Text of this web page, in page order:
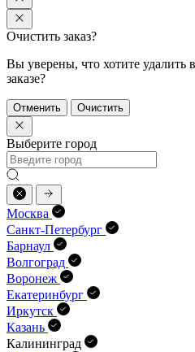
Очистить заказ?
Вы уверены, что хотите удалить
заказе?
Отменить Очистить
Выберите город
Москва
Санкт-Петербург
Барнаул
Волгоград
Воронеж
Екатеринбург
Иркутск
Казань
Калининград